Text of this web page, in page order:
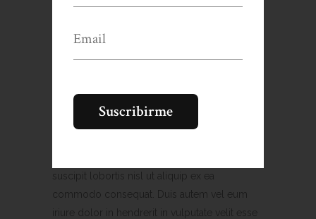
putamus parum claram, anteposuerit
adipiscing elit, sed diam nonummy nibh
suscipit lobortis nisl ut aliquip ex ea
commodo consequat. Duis autem vel eum
iriure dolor in hendrerit in vulputate velit esse